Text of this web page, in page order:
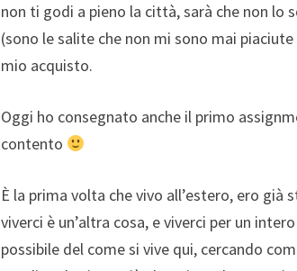
non ti godi a pieno la città, sarà che non lo
(sono le salite che non mi sono mai
mio acquisto.
Oggi ho consegnato anche il primo
contento
È la prima volta che vivo all’estero, ero già
viverci è un’altra cosa, e viverci per un
possibile del come si vive qui, cercando